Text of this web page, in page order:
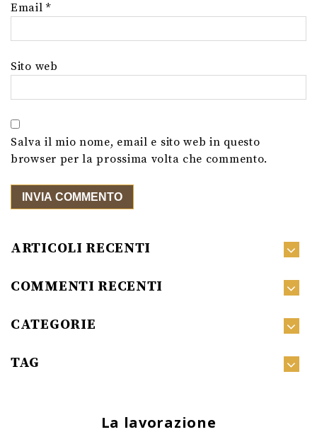
Email*
Sito web
Salva il mio nome, email e sito web in questo
browser per la prossima volta che commento.
ARTICOLI RECENTI
COMMENTI RECENTI
CATEGORIE
TAG
La lavorazione